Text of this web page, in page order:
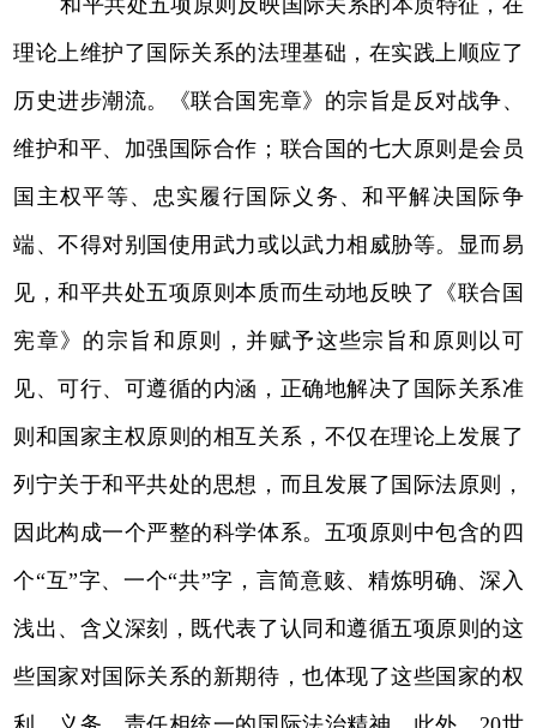
理论上维护了国际关系的法理基础，在实践上顺应了
历史进步潮流。《联合国宪章》的宗旨是反对战争、
维护和平、加强国际合作；联合国的七大原则是会员
国主权平等、忠实履行国际义务、和平解决国际争
端、不得对别国使用武力或以武力相威胁等。显而易
见，和平共处五项原则本质而生动地反映了《联合国
宪章》的宗旨和原则，并赋予这些宗旨和原则以可
见、可行、可遵循的内涵，正确地解决了国际关系准
则和国家主权原则的相互关系，不仅在理论上发展了
列宁关于和平共处的思想，而且发展了国际法原则，
因此构成一个严整的科学体系。五项原则中包含的四
个“互”字、一个“共”字，言简意赅、精炼明确、深入
浅出、含义深刻，既代表了认同和遵循五项原则的这
些国家对国际关系的新期待，也体现了这些国家的权